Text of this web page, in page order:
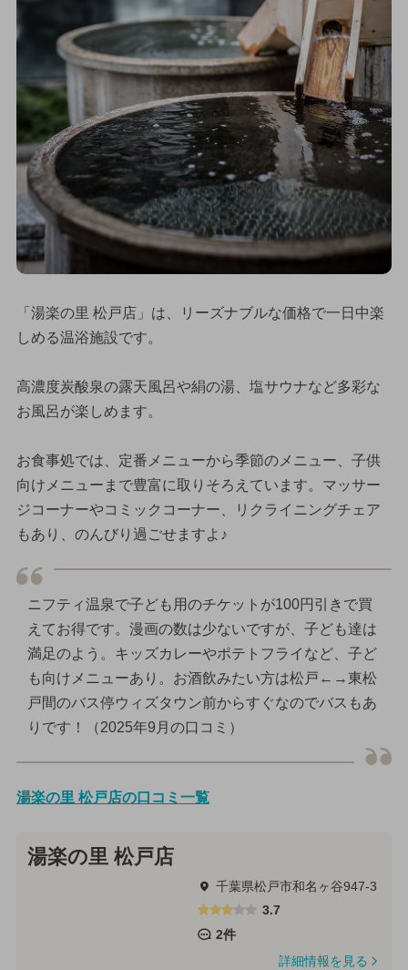
「湯楽の里 松戸店」は、リーズナブルな価格で一日中楽
しめる温浴施設です。
高濃度炭酸泉の露天風呂や絹の湯、塩サウナなど多彩な
お風呂が楽しめます。
お食事処では、定番メニューから季節のメニュー、子供
向けメニューまで豊富に取りそろえています。マッサー
ジコーナーやコミックコーナー、リクライニングチェア
もあり、のんびり過ごせますよ♪
ニフティ温泉で子ども用のチケットが100円引きで買
えてお得です。漫画の数は少ないですが、子ども達は
満足のよう。キッズカレーやポテトフライなど、子ど
も向けメニューあり。お酒飲みたい方は松戸←→東松
戸間のバス停ウィズタウン前からすぐなのでバスもあ
りです！（2025年9月の口コミ）
湯楽の里 松戸店の口コミ一覧
湯楽の里 松戸店
千葉県松戸市和名ヶ谷947-3
3.7
2件
詳細情報を見る